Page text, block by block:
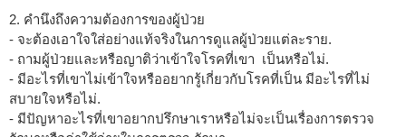
2. คำนึงถึงความต้องการของผู้ป่วย
- จะต้องเอาใจใส่อย่างแท้จริงในการดูแลผู้ป่วยแต่ละราย.
- ถามผู้ป่วยและหรือญาติว่าเข้าใจโรคที่เขา เป็นหรือไม่.
- มีอะไรที่เขาไม่เข้าใจหรืออยากรู้เกี่ยวกับโรคที่เป็น มีอะไรที่ไม่
สบายใจหรือไม่.
- มีปัญหาอะไรที่เขาอยากปรึกษาเราหรือไม่จะเป็นเรื่องการตรวจ